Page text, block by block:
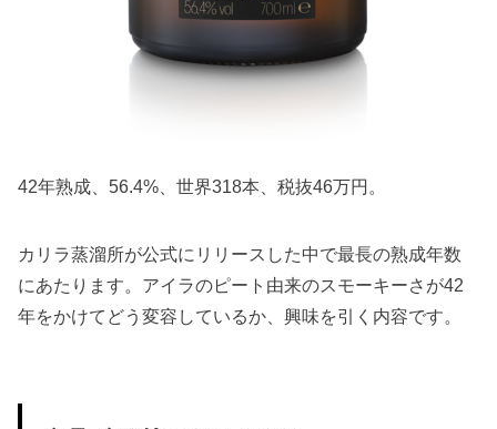
42年熟成、56.4%、世界318本、税抜46万円。
カリラ蒸溜所が公式にリリースした中で最長の熟成年数
にあたります。アイラのピート由来のスモーキーさが42
年をかけてどう変容しているか、興味を引く内容です。